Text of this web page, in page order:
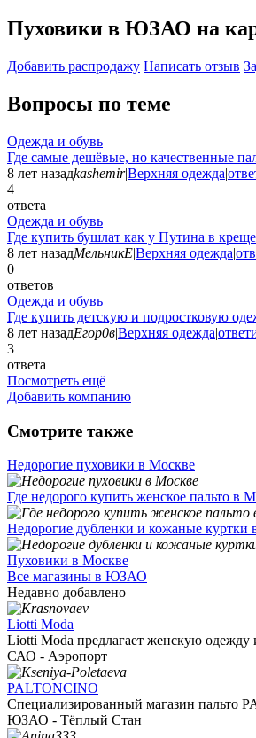
Пуховики в ЮЗАО на
Добавить раcпродажу Написать отзыв
Вопросы по теме
Одежда и обувь
Где самые дешёвые, но качественные
8 лет назадkashemir|Верхняя одежда|
4
ответа
Одежда и обувь
Где купить бушлат как у Путина в
8 лет назадМельникЕ|Верхняя одежда|
0
ответов
Одежда и обувь
Где купить детскую и подростковую
8 лет назадЕгор0в|Верхняя одежда|
3
ответа
Посмотреть ещё
Добавить компанию
Смотрите также
Недорогие пуховики в Москве
Где недорого купить женское пальто в
Недорогие дубленки и кожаные куртки
Пуховики в Москве
Все магазины в ЮЗАО
Недавно добавлено
Liotti Moda
Liotti Moda предлагает женскую одежду
САО - Аэропорт
PALTONCINO
Специализированный магазин пальто
ЮЗАО - Тёплый Стан